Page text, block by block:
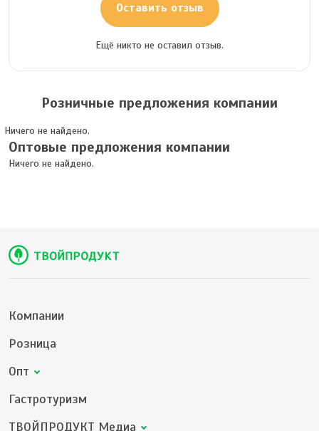
Оставить отзыв
Ещё никто не оставил отзыв.
Розничные предложения компании
Ничего не найдено.
Оптовые предложения компании
Ничего не найдено.
Компании
Розница
Опт
Гастротуризм
ТВОЙПРОДУКТ Медиа